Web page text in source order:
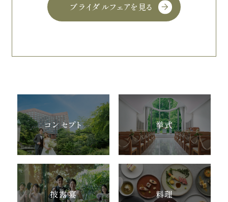
ブライダルフェアを見る
コンセプト 挙式
披露宴 料理